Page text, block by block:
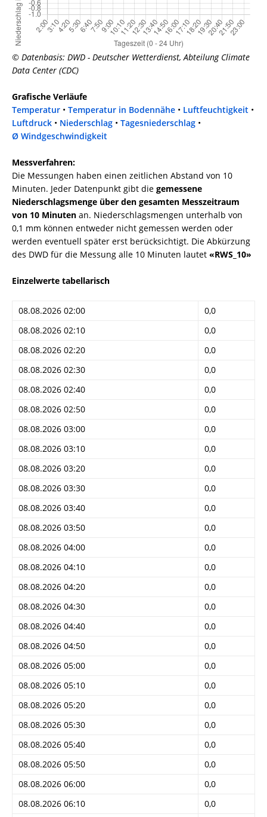
© Datenbasis: DWD - Deutscher Wetterdienst, Abteilung Climate
Data Center (CDC)
Grafische Verläufe
Temperatur • Temperatur in Bodennähe • Luftfeuchtigkeit •
Luftdruck • Niederschlag • Tagesniederschlag •
Ø Windgeschwindigkeit
Messverfahren:
Die Messungen haben einen zeitlichen Abstand von 10
Minuten. Jeder Datenpunkt gibt die gemessene
Niederschlagsmenge über den gesamten Messzeitraum
von 10 Minuten an. Niederschlagsmengen unterhalb von
0,1 mm können entweder nicht gemessen werden oder
werden eventuell später erst berücksichtigt. Die Abkürzung
des DWD für die Messung alle 10 Minuten lautet «RWS_10»
Einzelwerte tabellarisch
08.08.2026 02:00
0,0
08.08.2026 02:10
0,0
08.08.2026 02:20
0,0
08.08.2026 02:30
0,0
08.08.2026 02:40
0,0
08.08.2026 02:50
0,0
08.08.2026 03:00
0,0
08.08.2026 03:10
0,0
08.08.2026 03:20
0,0
08.08.2026 03:30
0,0
08.08.2026 03:40
0,0
08.08.2026 03:50
0,0
08.08.2026 04:00
0,0
08.08.2026 04:10
0,0
08.08.2026 04:20
0,0
08.08.2026 04:30
0,0
08.08.2026 04:40
0,0
08.08.2026 04:50
0,0
08.08.2026 05:00
0,0
08.08.2026 05:10
0,0
08.08.2026 05:20
0,0
08.08.2026 05:30
0,0
08.08.2026 05:40
0,0
08.08.2026 05:50
0,0
08.08.2026 06:00
0,0
08.08.2026 06:10
0,0